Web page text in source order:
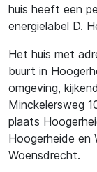
huis heeft een
energielabel D.
Het huis met
buurt in
omgeving,
Minckelersweg
plaats
Hoogerheide en
Woensdrecht.